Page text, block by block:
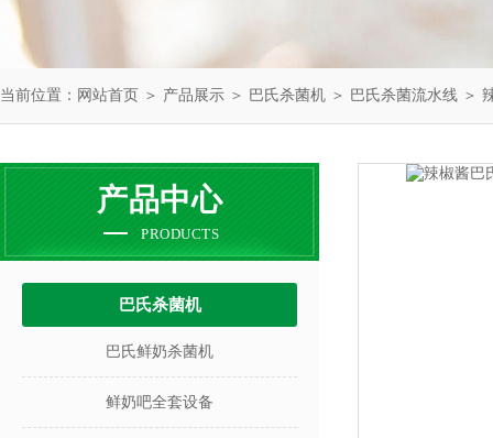
当前位置： 网站首页 ＞ 产品展示 ＞ 巴氏杀菌机 ＞ 巴氏杀菌流水线 ＞
产品中心
PRODUCTS
巴氏杀菌机
巴氏鲜奶杀菌机
鲜奶吧全套设备